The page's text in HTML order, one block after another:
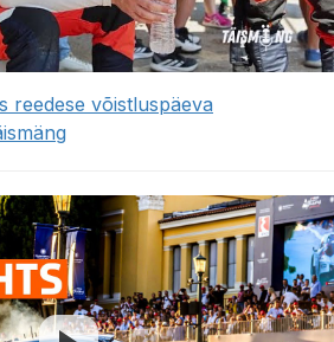
reedese võistluspäeva